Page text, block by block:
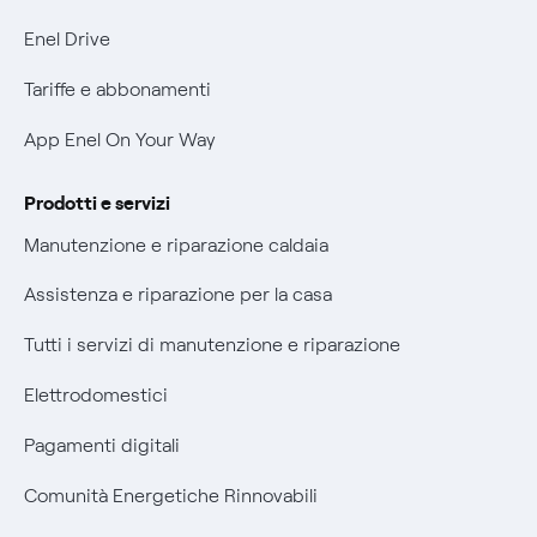
Phishing e truffe online
Verifica chi ti ha chiamato
Agevolazione utenti con disabilità per offerte Fibra
Enel Drive
Tariffe e abbonamenti
App Enel On Your Way
Prodotti e servizi
Manutenzione e riparazione caldaia
Assistenza e riparazione per la casa
Tutti i servizi di manutenzione e riparazione
Elettrodomestici
Pagamenti digitali
Comunità Energetiche Rinnovabili